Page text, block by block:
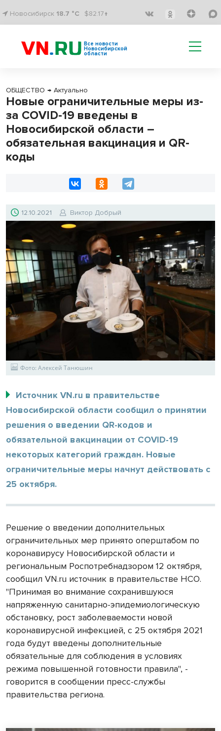
Новосибирск 18.7 °C $82.17↑
Все новости
Новосибирской
области
ОБЩЕСТВО → Актуально
Новые ограничительные меры из-
за COVID-19 введены в
Новосибирской области –
обязательная вакцинация и QR-
коды
12.10.2021 Виктор Добрый
Фото: Алексей Танюшин
Источник VN.ru в правительстве
Новосибирской области сообщил о принятии
решения о введении QR-кодов и
обязательной вакцинации от COVID-19
некоторых категорий граждан. Новые
ограничительные меры начнут действовать с
25 октября.
Решение о введении дополнительных
ограничительных мер принято оперштабом по
коронавирусу Новосибирской области и
региональным Роспотребнадзором 12 октября,
сообщил VN.ru источник в правительстве НСО.
"Принимая во внимание сохранившуюся
напряженную санитарно-эпидемиологическую
обстановку, рост заболеваемости новой
коронавирусной инфекцией, с 25 октября 2021
года будут введены дополнительные
обязательные для соблюдения в условиях
режима повышенной готовности правила", -
говорится в сообщении пресс-службы
правительства региона.